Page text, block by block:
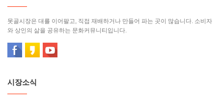
못골시장은 대를 이어팔고, 직접 재배하거나 만들어 파는 곳이 많습니다. 소비자
와 상인의 삶을 공유하는 문화커뮤니티입니다.
시장소식